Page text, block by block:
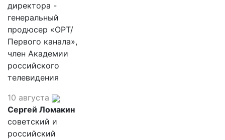
директора -
генеральный
продюсер «ОРТ/
Первого канала»,
член Академии
российского
телевидения
10 августа
Сергей Ломакин
советский и
российский